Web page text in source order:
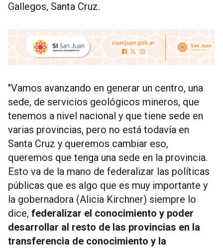
Gallegos, Santa Cruz.
"Vamos avanzando en generar un centro, una
sede, de servicios geológicos mineros, que
tenemos a nivel nacional y que tiene sede en
varias provincias, pero no está todavía en
Santa Cruz y queremos cambiar eso,
queremos que tenga una sede en la provincia.
Esto va de la mano de federalizar las políticas
públicas que es algo que es muy importante y
la gobernadora (Alicia Kirchner) siempre lo
dice, federalizar el conocimiento y poder
desarrollar al resto de las provincias en la
transferencia de conocimiento y la